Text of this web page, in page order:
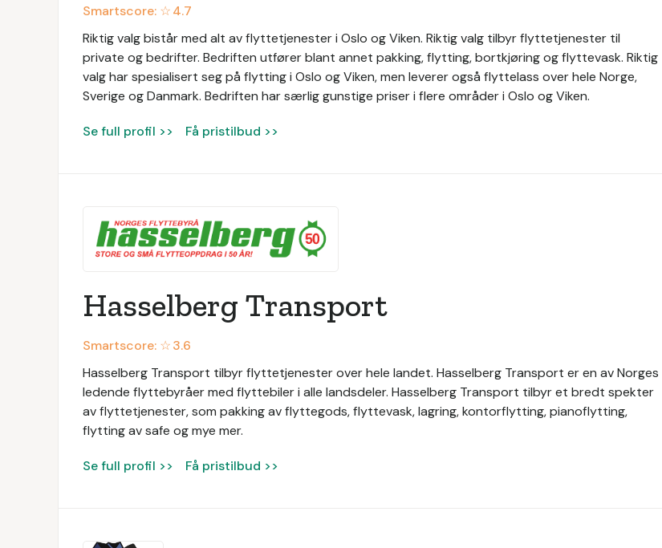
Smartscore: ☆4.7
Riktig valg bistår med alt av flyttetjenester i Oslo og Viken. Riktig valg tilbyr flyttetjenester til
private og bedrifter. Bedriften utfører blant annet pakking, flytting, bortkjøring og flyttevask. Riktig
valg har spesialisert seg på flytting i Oslo og Viken, men leverer også flyttelass over hele Norge,
Sverige og Danmark. Bedriften har særlig gunstige priser i flere områder i Oslo og Viken.
Se full profil >> Få pristilbud >>
Hasselberg Transport
Smartscore: ☆3.6
Hasselberg Transport tilbyr flyttetjenester over hele landet. Hasselberg Transport er en av Norges
ledende flyttebyråer med flyttebiler i alle landsdeler. Hasselberg Transport tilbyr et bredt spekter
av flyttetjenester, som pakking av flyttegods, flyttevask, lagring, kontorflytting, pianoflytting,
flytting av safe og mye mer.
Se full profil >> Få pristilbud >>